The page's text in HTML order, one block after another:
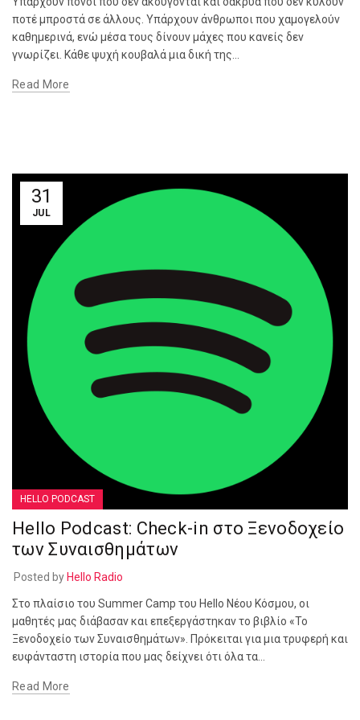
ποτέ μπροστά σε άλλους. Υπάρχουν άνθρωποι που χαμογελούν
καθημερινά, ενώ μέσα τους δίνουν μάχες που κανείς δεν
γνωρίζει. Κάθε ψυχή κουβαλά μια δική της...
Read More
31
JUL
HELLO PODCAST
Hello Podcast: Check-in στο Ξενοδοχείο
των Συναισθημάτων
Posted by Hello Radio
Στο πλαίσιο του Summer Camp του Hello Νέου Κόσμου, οι
μαθητές μας διάβασαν και επεξεργάστηκαν το βιβλίο «Το
Ξενοδοχείο των Συναισθημάτων». Πρόκειται για μια τρυφερή και
ευφάνταστη ιστορία που μας δείχνει ότι όλα τα...
Read More